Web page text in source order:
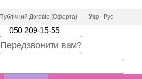
Публічний Договір (Оферта) Укр Рус
050 209-15-55
Передзвонити вам?